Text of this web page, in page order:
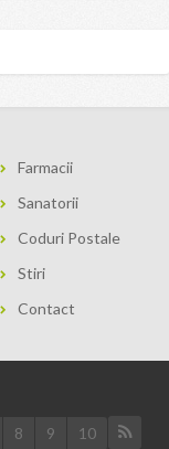
Farmacii
Sanatorii
Coduri Postale
Stiri
Contact
8 9 10